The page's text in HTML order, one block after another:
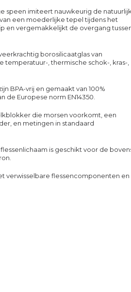
speen imiteert nauwkeurig de
een moederlijke tepel tijdens het
en vergemakkelijkt de overgang
borosilicaatglas van
, thermische schok-, kras-,
BPA-vrij en gemaakt van 100%
Europese norm EN14350.
die morsen voorkomt, een
en metingen in standaard
is geschikt voor de
verwisselbare flessencomponenten en